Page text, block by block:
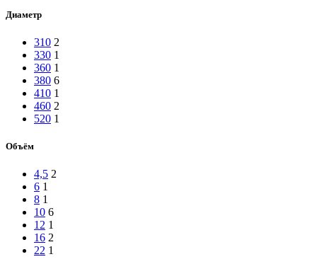
Диаметр
310 2
330 1
360 1
380 6
410 1
460 2
520 1
Объём
4,5 2
6 1
8 1
10 6
12 1
16 2
22 1